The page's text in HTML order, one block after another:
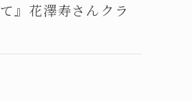
』花澤寿さんクラ